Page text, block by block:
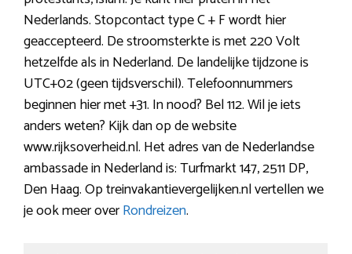
Nederlands. Stopcontact type C + F wordt hier
geaccepteerd. De stroomsterkte is met 220 Volt
hetzelfde als in Nederland. De landelijke tijdzone is
UTC+02 (geen tijdsverschil). Telefoonnummers
beginnen hier met +31. In nood? Bel 112. Wil je iets
anders weten? Kijk dan op de website
www.rijksoverheid.nl. Het adres van de Nederlandse
ambassade in Nederland is: Turfmarkt 147, 2511 DP,
Den Haag. Op treinvakantievergelijken.nl vertellen we
je ook meer overRondreizen.